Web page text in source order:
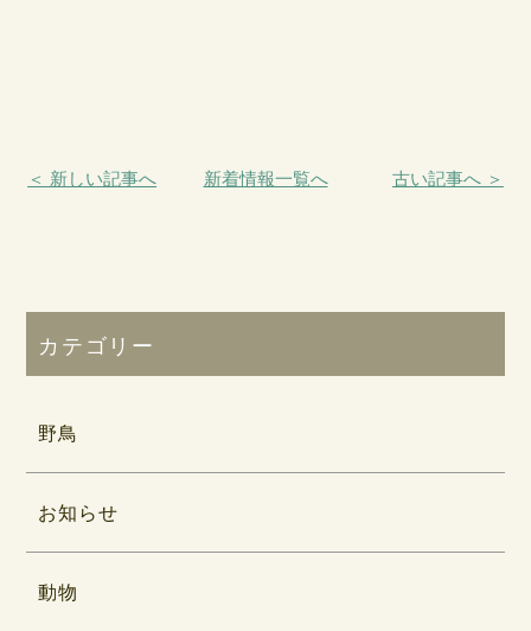
＜ 新しい記事へ 新着情報一覧へ 古い記事へ ＞
カテゴリー
野鳥
お知らせ
動物